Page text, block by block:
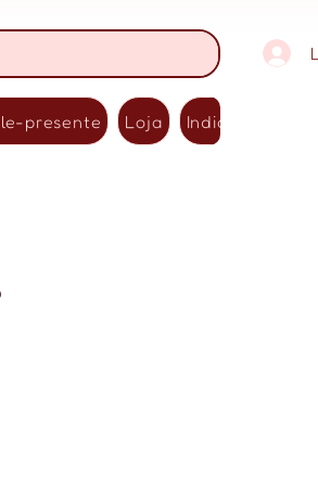
presente Loja Indicações